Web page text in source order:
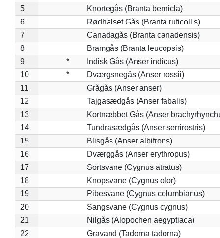
5
Knortegås (Branta bernicla)
6
Rødhalset Gås (Branta ruficollis)
7
Canadagås (Branta canadensis)
8
Bramgås (Branta leucopsis)
9
*
Indisk Gås (Anser indicus)
10
*
Dværgsnegås (Anser rossii)
11
Grågås (Anser anser)
12
Tajgasædgås (Anser fabalis)
13
Kortnæbbet Gås (Anser
14
Tundrasædgås (Anser serrirostris)
15
Blisgås (Anser albifrons)
16
Dværggås (Anser erythropus)
17
Sortsvane (Cygnus atratus)
18
Knopsvane (Cygnus olor)
19
Pibesvane (Cygnus columbianus)
20
Sangsvane (Cygnus cygnus)
21
Nilgås (Alopochen aegyptiaca)
22
Gravand (Tadorna tadorna)